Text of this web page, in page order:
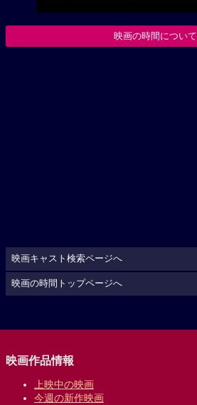
映画の時間について
映画キャスト検索ページへ
映画の時間トップページへ
映画作品情報
上映中の映画
今週の新作映画